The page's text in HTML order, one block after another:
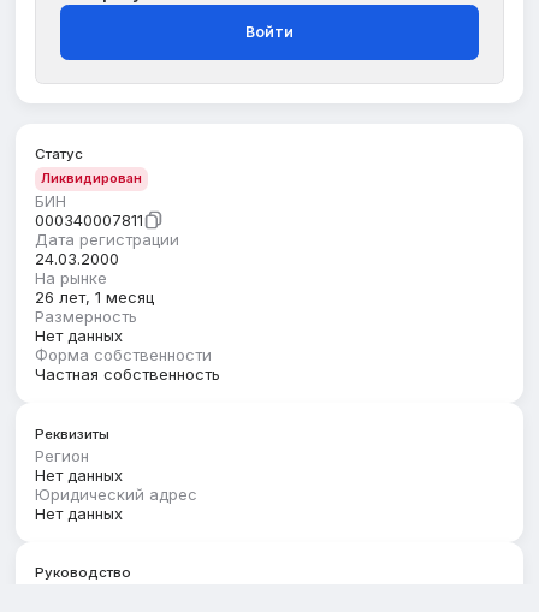
Войти
Статус
Ликвидирован
БИН
000340007811
Дата регистрации
24.03.2000
На рынке
26 лет, 1 месяц
Размерность
Нет данных
Форма собственности
Частная собственность
Реквизиты
Регион
Нет данных
Юридический адрес
Нет данных
Руководство